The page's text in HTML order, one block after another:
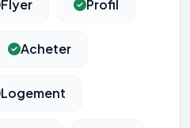
Flyer Profil
Acheter
Logement